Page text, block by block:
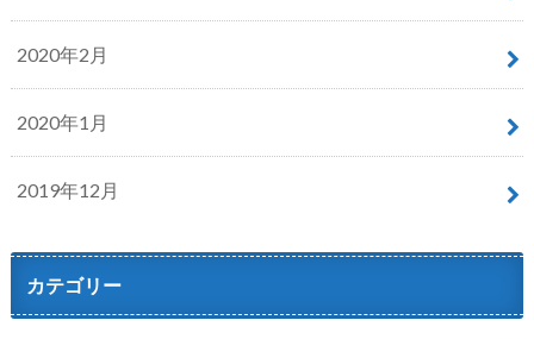
2020年2月
2020年1月
2019年12月
カテゴリー